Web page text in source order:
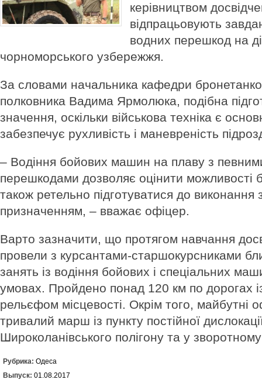
керівництвом
відпрацьовують
водних перешкод на
чорноморського узбережжя.
За словами начальника кафедри
полковника Вадима Ярмолюка, подібна
значення, оскільки військова техніка є
забезпечує рухливість і маневреність
– Водіння бойових машин на плаву з
перешкодами дозволяє оцінити
також ретельно підготуватися до виконання
призначенням, – вважає офіцер.
Варто зазначити, що протягом навчання
провели з курсантами-старшокурсниками
занять із водіння бойових і спеціальних
умовах. Пройдено понад 120 км по дорогах
рельєфом місцевості. Окрім того, майбутні
тривалий марш із пункту постійної
Широколанівського полігону та у
Рубрика: Одеса
Выпуск: 01.08.2017